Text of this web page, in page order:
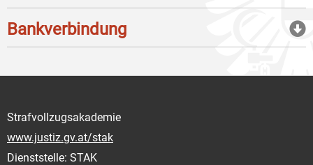
Bankverbindung
Strafvollzugsakademie
www.justiz.gv.at/stak
Dienststelle: STAK